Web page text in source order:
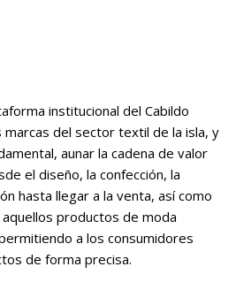
institucional del Cabildo
del sector textil de la isla, y
aunar la cadena de valor
el diseño, la confección, la
hasta llegar a la venta, así como
productos de moda
a los consumidores
de forma precisa.